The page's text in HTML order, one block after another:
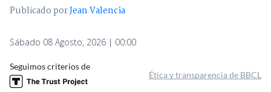
Publicado porJean Valencia
Sábado 08 Agosto, 2026 | 00:00
Seguimos criterios de
Ética y transparencia de BBCL